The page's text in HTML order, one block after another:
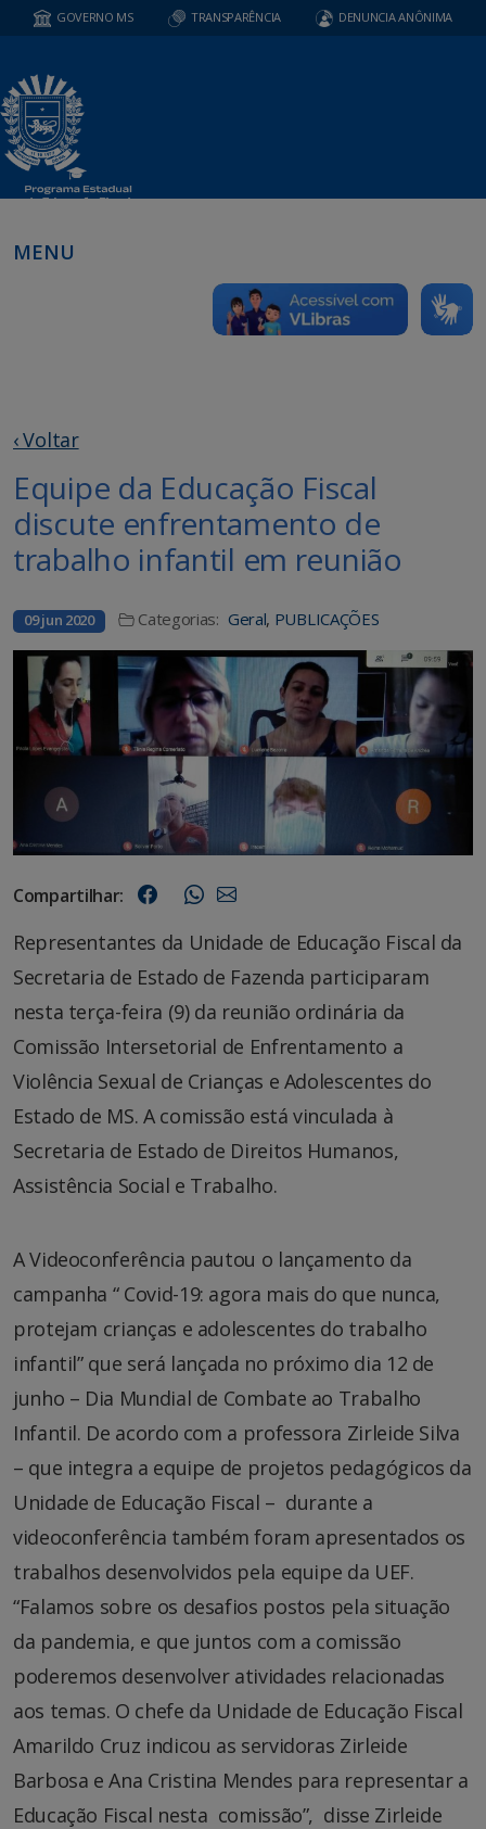
GOVERNO MS TRANSPARÊNCIA DENUNCIA ANÔNIMA
MENU
‹ Voltar
Equipe da Educação Fiscal
discute enfrentamento de
trabalho infantil em reunião
09 jun 2020 Categorias: Geral, PUBLICAÇÕES
Compartilhar:
Representantes da Unidade de Educação Fiscal da
Secretaria de Estado de Fazenda participaram
nesta terça-feira (9) da reunião ordinária da
Comissão Intersetorial de Enfrentamento a
Violência Sexual de Crianças e Adolescentes do
Estado de MS. A comissão está vinculada à
Secretaria de Estado de Direitos Humanos,
Assistência Social e Trabalho.
A Videoconferência pautou o lançamento da
campanha “ Covid-19: agora mais do que nunca,
protejam crianças e adolescentes do trabalho
infantil” que será lançada no próximo dia 12 de
junho – Dia Mundial de Combate ao Trabalho
Infantil. De acordo com a professora Zirleide Silva
– que integra a equipe de projetos pedagógicos da
Unidade de Educação Fiscal – durante a
videoconferência também foram apresentados os
trabalhos desenvolvidos pela equipe da UEF.
“Falamos sobre os desafios postos pela situação
da pandemia, e que juntos com a comissão
poderemos desenvolver atividades relacionadas
aos temas. O chefe da Unidade de Educação Fiscal
Amarildo Cruz indicou as servidoras Zirleide
Barbosa e Ana Cristina Mendes para representar a
Educação Fiscal nesta comissão”, disse Zirleide